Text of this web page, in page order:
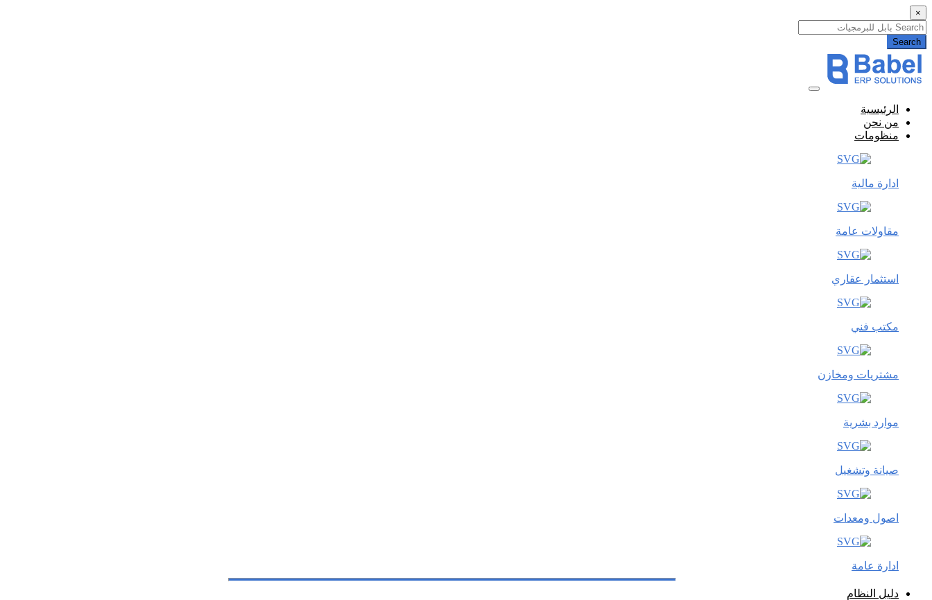
×
Search
الرئيسية
من نحن
منظومات
ادارة مالية
مقاولات عامة
استثمار عقاري
مكتب فني
مشتريات ومخازن
موارد بشرية
صيانة وتشغيل
اصول ومعدات
ادارة عامة
دليل النظام